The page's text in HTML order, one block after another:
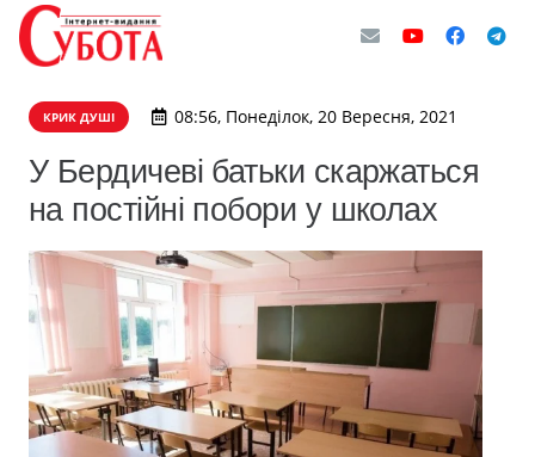
КРИК ДУШІ 08:56, Понеділок, 20 Вересня, 2021
У Бердичеві батьки скаржаться
на постійні побори у школах